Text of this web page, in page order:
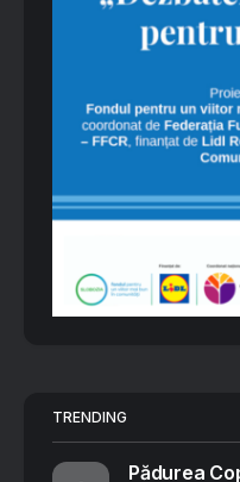
TRENDING
Pădurea